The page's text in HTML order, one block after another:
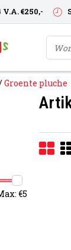
€250,-
Groente pluche
€5